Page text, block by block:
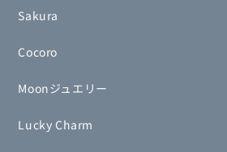
Sakura
Cocoro
Moonジュエリー
Lucky Charm